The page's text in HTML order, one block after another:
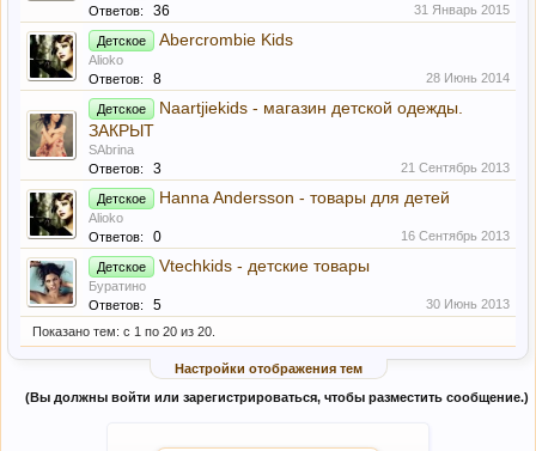
Ответов: 36 31 Январь 2015
Детское Abercrombie Kids
Alioko
Ответов:
8 28 Июнь 2014
Детское
Naartjiekids - магазин детской одежды.
ЗАКРЫТ
SAbrina
Ответов:
3 21 Сентябрь 2013
Детское Hanna Andersson - товары для детей
Alioko
Ответов:
0 16 Сентябрь 2013
Детское Vtechkids - детские товары
Буратино
Ответов:
5
30 Июнь 2013
Показано тем: с 1 по 20 из 20.
Настройки отображения тем
(Вы должны войти или зарегистрироваться, чтобы разместить сообщение.)